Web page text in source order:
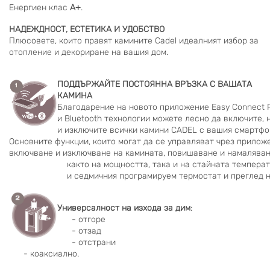
Енергиен клас А+.
НАДЕЖДНОСТ, ЕСТЕТИКА И УДОБСТВО
Плюсовете, които правят камините Cadel идеалният избор за
отопление и декориране на вашия дом.
ПОДДЪРЖАЙТЕ ПОСТОЯННА ВРЪЗКА С ВАШАТА
КАМИНА
Благодарение на новото приложение Easy Connect
и Bluetooth технологии можете лесно да включите,
и изключите всички камини CADEL с вашия
Основните функции, които могат да се управляват чрез
включване и изключване на камината, повишаване и
както на мощността, така и на стайната
и седмичния програмируем термостат и
Универсалност на изхода за дим:
      - отгоре
      - отзад
      - отстрани
      - коаксиално.